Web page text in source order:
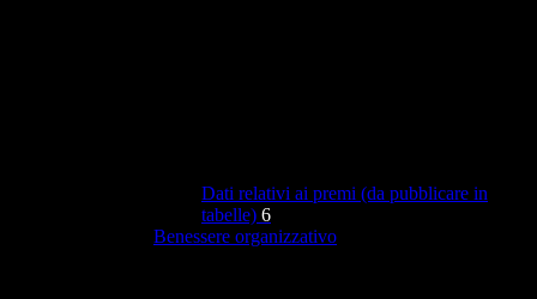
Dati relativi ai premi (da pubblicare in
tabelle) 6
Benessere organizzativo